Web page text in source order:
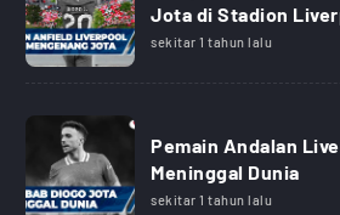
Jota di Stadion
sekitar 1 tahun lalu
Pemain Andalan
Meninggal Dunia
sekitar 1 tahun lalu